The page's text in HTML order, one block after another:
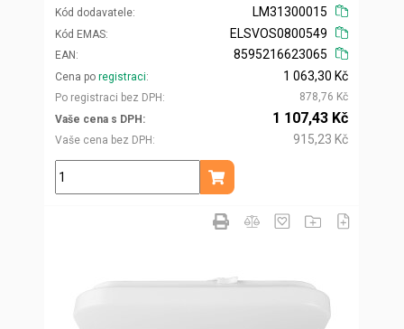
Kód dodavatele
LM31300015
Kód EMAS
EAN
ELSVOS0800549
8595216623065
Cena po registraci
Po registraci bez DPH
1 063,30 Kč
878,76 Kč
Vaše cena s DPH
Vaše cena bez DPH
1 107,43 Kč
915,23 Kč
ks
Přidat do košíku